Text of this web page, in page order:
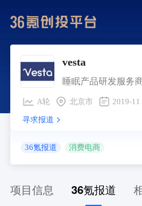
vesta
睡眠产品研发服务
A轮 北京市 2019-11
寻求报道
36氪报道 消费电商
项目信息 36氪报道